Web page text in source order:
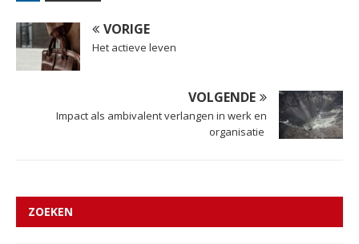
VORIGE
Het actieve leven
VOLGENDE
Impact als ambivalent verlangen in werk en
organisatie
ZOEKEN